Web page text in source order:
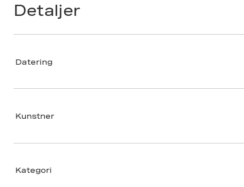
Detaljer
Datering
Kunstner
Kategori